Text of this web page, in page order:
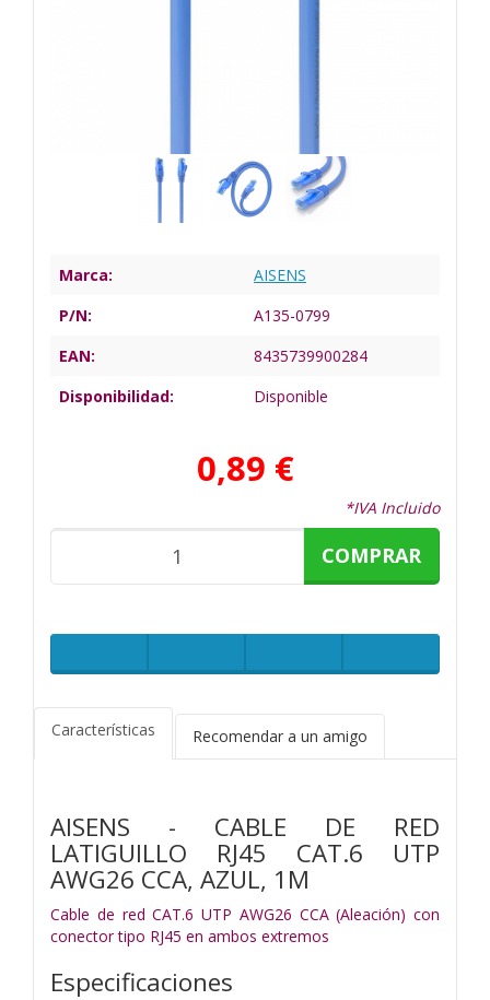
Marca:
AISENS
P/N:
A135-0799
EAN:
8435739900284
Disponibilidad:
Disponible
0,89 €
*IVA Incluido
COMPRAR
Características Recomendar a un amigo
AISENS - CABLE DE RED
LATIGUILLO RJ45 CAT.6 UTP
AWG26 CCA, AZUL, 1M
Cable de red CAT.6 UTP AWG26 CCA (Aleación) con
conector tipo RJ45 en ambos extremos
Especificaciones